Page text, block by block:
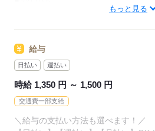
￣￣￣￣￣￣
□高時給
未経験の方でも
時給1,300円スタート★
安定した収入が見込めます◎
□シフト調整OK
週3～/1日5時間から勤務OK！
【待遇】
■研修あり
DSPのポイント！
もっと見る
給与
日払い 週払い
時給 1,350 円 ～ 1,500 円
交通費一部支給
＼給与の支払い方法も選べます！／